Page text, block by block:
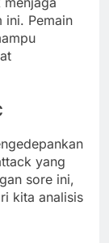
ini. Pemain
yang
sore ini,
kita analisis